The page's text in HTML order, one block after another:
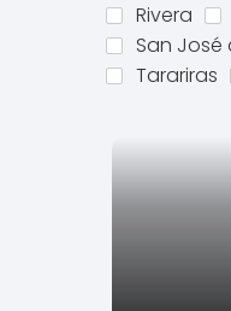
Rivera
San José
Tarariras